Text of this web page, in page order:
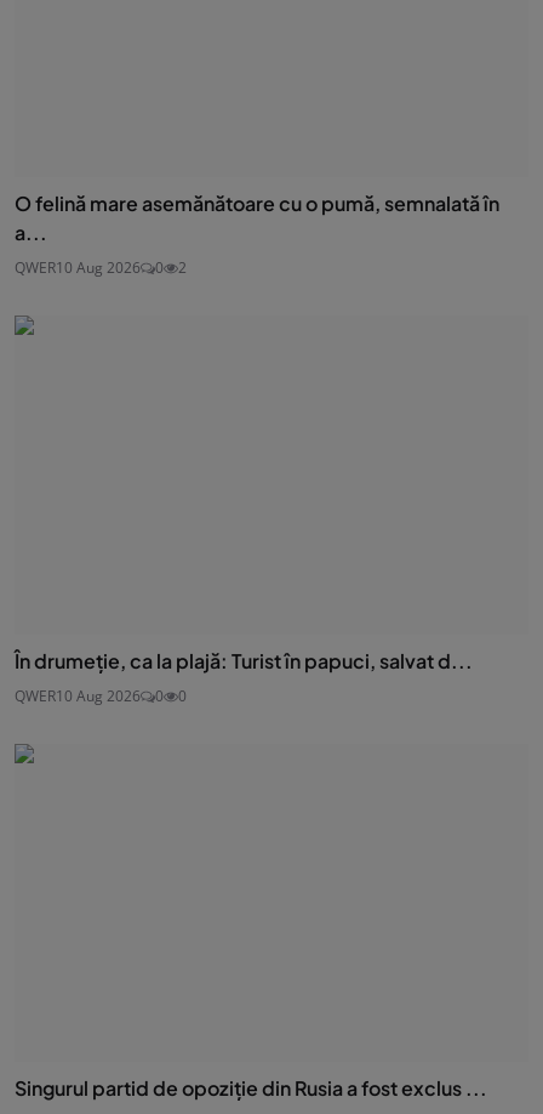
O felină mare asemănătoare cu o pumă, semnalată în
a...
QWER10 Aug 2026 0 2
În drumeție, ca la plajă: Turist în papuci, salvat d...
QWER10 Aug 2026 0 0
Singurul partid de opoziție din Rusia a fost exclus ...